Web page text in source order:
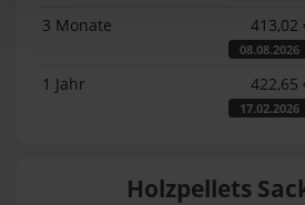
3 Monate 413,02
08.08.2026
1 Jahr 422,65
17.02.2026
Holzpellets